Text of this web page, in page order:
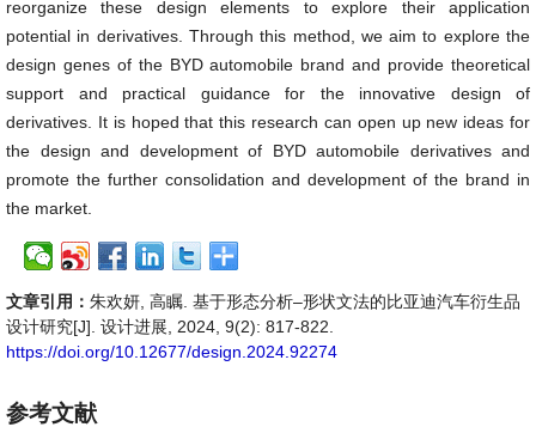
reorganize these design elements to explore their application
potential in derivatives. Through this method, we aim to explore the
design genes of the BYD automobile brand and provide theoretical
support and practical guidance for the innovative design of
derivatives. It is hoped that this research can open up new ideas for
the design and development of BYD automobile derivatives and
promote the further consolidation and development of the brand in
the market.
文章引用： 朱欢妍, 高瞩. 基于形态分析–形状文法的比亚迪汽车衍生品
设计研究[J]. 设计进展, 2024, 9(2): 817-822.
https://doi.org/10.12677/design.2024.92274
参考文献